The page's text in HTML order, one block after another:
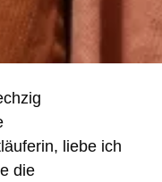
liebe ich
die